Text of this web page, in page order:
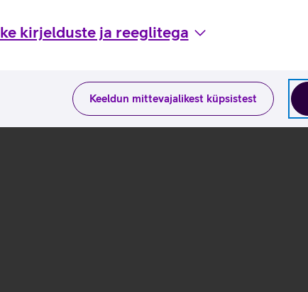
kirjelduste ja reeglitega
Keeldun mittevajalikest küpsistest